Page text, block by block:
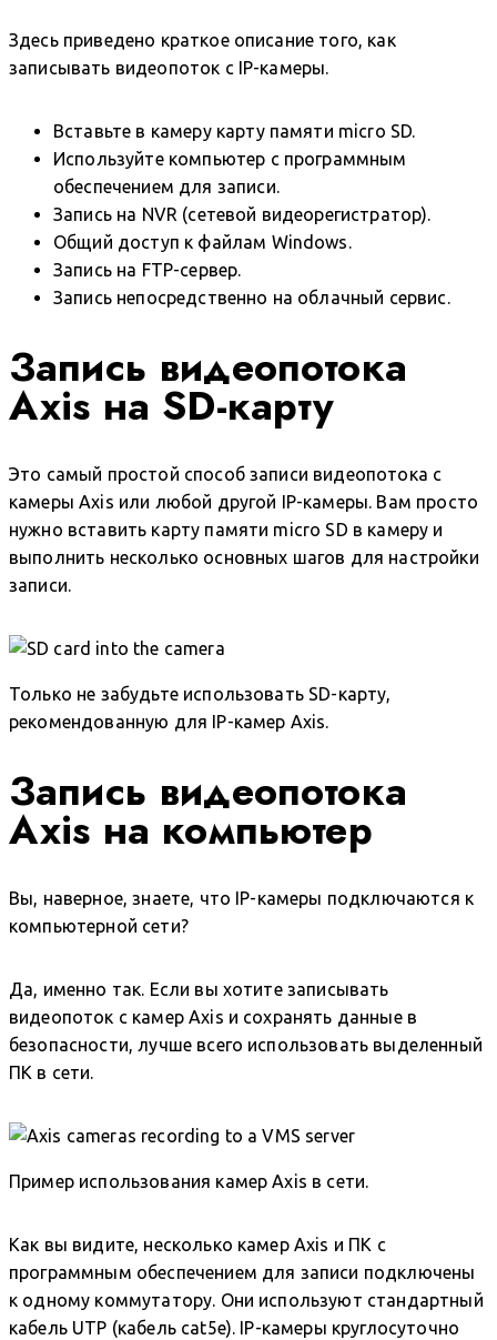
Здесь приведено краткое описание того, как
записывать видеопоток с IP-камеры.
Вставьте в камеру карту памяти micro SD.
Используйте компьютер с программным
обеспечением для записи.
Запись на NVR (сетевой видеорегистратор).
Общий доступ к файлам Windows.
Запись на FTP-сервер.
Запись непосредственно на облачный сервис.
Запись видеопотока
Axis на SD-карту
Это самый простой способ записи видеопотока с
камеры Axis или любой другой IP-камеры. Вам просто
нужно вставить карту памяти micro SD в камеру и
выполнить несколько основных шагов для настройки
записи.
Только не забудьте использовать SD-карту,
рекомендованную для IP-камер Axis.
Запись видеопотока
Axis на компьютер
Вы, наверное, знаете, что IP-камеры подключаются к
компьютерной сети?
Да, именно так. Если вы хотите записывать
видеопоток с камер Axis и сохранять данные в
безопасности, лучше всего использовать выделенный
ПК в сети.
Пример использования камер Axis в сети.
Как вы видите, несколько камер Axis и ПК с
программным обеспечением для записи подключены
к одному коммутатору. Они используют стандартный
кабель UTP (кабель cat5e). IP-камеры круглосуточно